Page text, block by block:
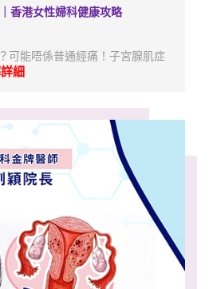
香港女性婦科健康攻略
可能唔係普通經痛！子宮腺肌症
細